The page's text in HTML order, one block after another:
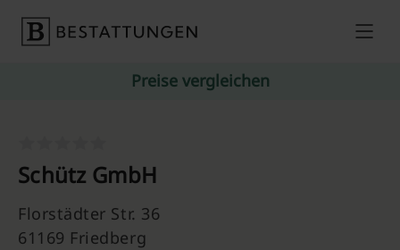
Preise vergleichen
Schütz GmbH
Florstädter Str. 36
61169 Friedberg